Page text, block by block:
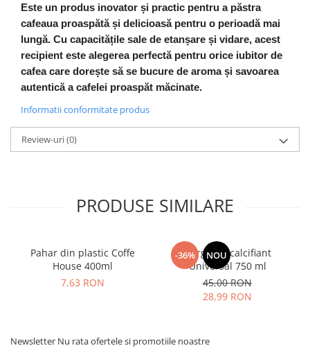
Este un produs inovator și practic pentru a păstra
cafeaua proaspătă și delicioasă pentru o perioadă mai
lungă. Cu capacitățile sale de etanșare și vidare, acest
recipient este alegerea perfectă pentru orice iubitor de
cafea care dorește să se bucure de aroma și savoarea
autentică a cafelei proaspăt măcinate.
Informatii conformitate produs
Review-uri(0)
PRODUSE SIMILARE
Pahar din plastic Coffe
House 400ml
7,63 RON
-36% NOU
Durgol Decalcifiant
Universal 750 ml
45,00 RON
28,99 RON
Newsletter Nu rata ofertele si promotiile noastre